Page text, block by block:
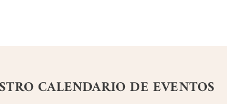
CALENDARIO DE EVENTOS